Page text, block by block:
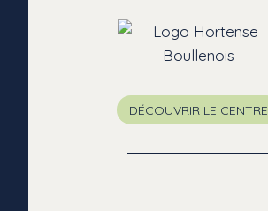
DÉCOUVRIR LE CENTRE